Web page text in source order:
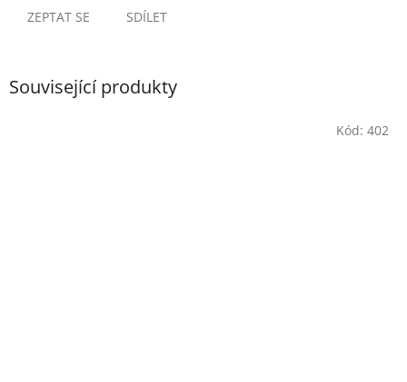
ZEPTAT SE SDÍLET
Související produkty
Kód: 402